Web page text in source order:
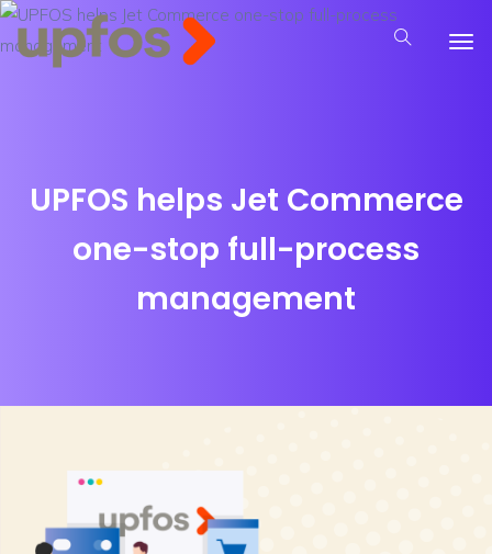
UPFOS helps Jet Commerce
one-stop full-process
management